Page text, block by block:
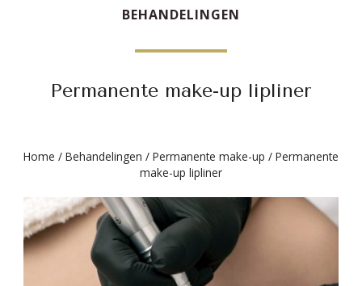
BEHANDELINGEN
Permanente make-up lipliner
Home / Behandelingen / Permanente make-up / Permanente
make-up lipliner